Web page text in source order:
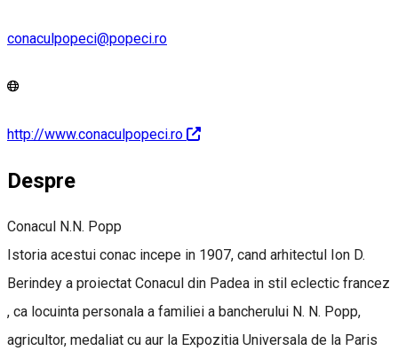
conaculpopeci@popeci.ro
http://www.conaculpopeci.ro
Despre
Conacul N.N. Popp
Istoria acestui conac incepe in 1907, cand arhitectul Ion D.
Berindey a proiectat Conacul din Padea in stil eclectic francez
, ca locuinta personala a familiei a bancherului N. N. Popp,
agricultor, medaliat cu aur la Expozitia Universala de la Paris